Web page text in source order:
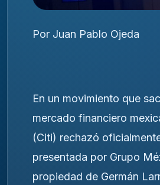
Por Juan Pablo Ojeda
En un movimiento que
mercado financiero
(Citi) rechazó
presentada por Grupo
propiedad de Germán